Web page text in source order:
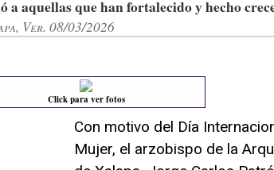
a aquellas que han fortalecido y hecho
Ver. 08/03/2026
Click para ver fotos
Con motivo del Día
Mujer, el arzobispo de la